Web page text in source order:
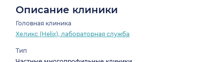
Описание клиники
Головная клиника
Хеликс (Helix), лабораторная служба
Тип